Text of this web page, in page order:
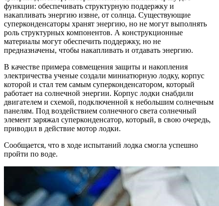
функции: обеспечивать структурную поддержку и
накапливать энергию извне, от солнца. Существующие
суперконденсаторы хранят энергию, но не могут выполнять
роль структурных компонентов. А конструкционные
материалы могут обеспечить поддержку, но не
предназначены, чтобы накапливать и отдавать энергию.
В качестве примера совмещения защиты и накопления
электричества ученые создали миниатюрную лодку, корпус
которой и стал тем самым суперконденсатором, который
работает на солнечной энергии. Корпус лодки снабдили
двигателем и схемой, подключенной к небольшим солнечным
панелям. Под воздействием солнечного света солнечный
элемент заряжал суперконденсатор, который, в свою очередь,
приводил в действие мотор лодки.
Сообщается, что в ходе испытаний лодка смогла успешно
пройти по воде.